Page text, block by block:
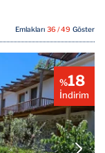
Emlakları 36 / 49 Göster
%18
İndirim